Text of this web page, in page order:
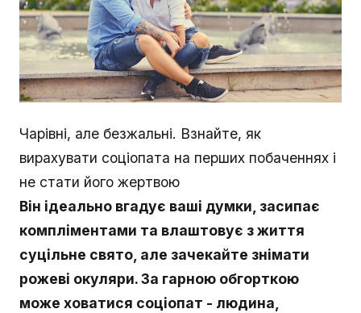
Чарівні, але безжальні. Взнайте, як
вирахувати соціопата на перших побаченнях і
не стати його жертвою
Він ідеально вгадує ваші думки, засипає
компліментами та влаштовує з життя
суцільне свято, але зачекайте знімати
рожеві окуляри. За гарною обгорткою
може ховатися соціопат - людина,